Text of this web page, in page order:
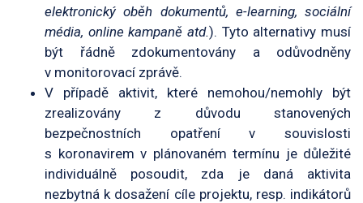
elektronický oběh dokumentů, e-learning, sociální
média, online kampaně atd.). Tyto alternativy musí
být řádně zdokumentovány a odůvodněny
v monitorovací zprávě.
V případě aktivit, které nemohou/nemohly být
zrealizovány z důvodu stanovených
bezpečnostních opatření v souvislosti
s koronavirem v plánovaném termínu je důležité
individuálně posoudit, zda je daná aktivita
nezbytná k dosažení cíle projektu, resp. indikátorů